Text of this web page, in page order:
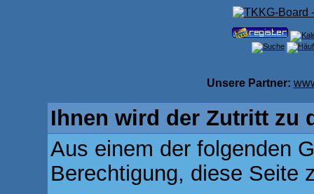
Unsere Partner:
Ihnen wird der Zutritt zu
Aus einem der folgenden
Berechtigung, diese Seite